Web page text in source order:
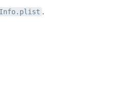
Info.plist .